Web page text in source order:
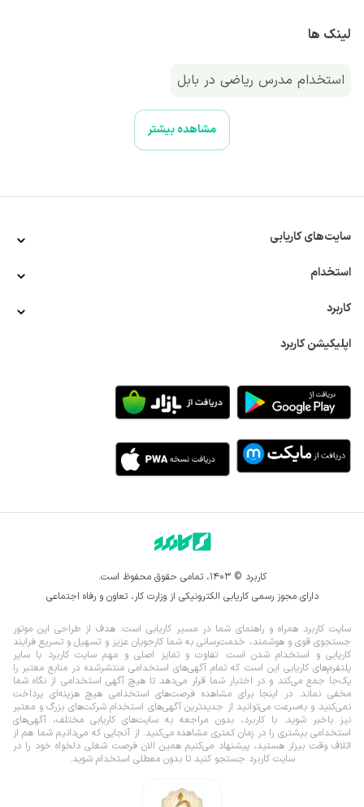
لینک ها
استخدام مدرس ریاضی در بابل
استخدام مدرس ریاضی در بابلسر
‌دورکاری
مشاهده بیشتر
سایت‌های کاریابی
استخدام
کاربرد
اپلیکیشن کاربرد
کاربرد © ۱۴۰۳، تمامی حقوق محفوظ است.
دارای مجوز رسمی کاریابی الکترونیکی از وزارت کار، تعاون و رفاه اجتماعی
سایت کاربرد همراه و راهنمای شما در مسیر کاریابی است. هدف از طراحی این موتور
جستجوی قوی و هوشمند، خدمت‌رسانی به شما کارجویان عزیز و تسهیل و تسریع فرایند
کاریابی و استخدام شدن است. تفاوت و تمایز اصلی و مهم سایت کاربرد با سایر
پلتفرم‌های کاریابی این است که تمام آگهی‌های استخدامی منتشرشده در منابع معتبر را
یک‌‌جا جمع می‌کند و در اختیار شما قرار می‌‌‌دهد تا هیچ آگهی استخدامی از نگاه شما
مخفی نماند.در اینجا برای مشاهده فرصت‌های استخدامی هیچ هزینه‌ای پرداخت
نمی‌کنید و به‌سرعت می‌توانید از جدیدترین آگهی‌های استخدام شرکت‌های بزرگ و معتبر
نیز باخبر شوید. با کاربرد، بدون مراجعه به سایت‌های کاریابی مختلف، آگهی‌های
استخدامی بیشتری را در زمان کمتری مشاهده می‌کنید. از آنجایی که می‌دانیم شما هم از
اتلاف وقت بیزار هستید، پیشنهاد می‌کنیم همین الان فرصت شغلی دلخواه خود را در
سایت کاربرد جستجو کنید تا بدون معطلی استخدام شوید.